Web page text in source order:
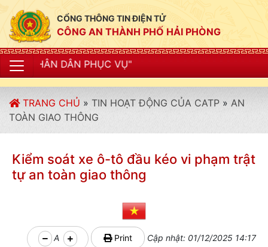
CỔNG THÔNG TIN ĐIỆN TỬ
CÔNG AN THÀNH PHỐ HẢI PHÒNG
PHỤC VỤ"
TRANG CHỦ » TIN HOẠT ĐỘNG CỦA CATP » AN
TOÀN GIAO THÔNG
Kiểm soát xe ô-tô đầu kéo vi phạm trật
tự an toàn giao thông
A Print Cập nhật: 01/12/2025 14:17